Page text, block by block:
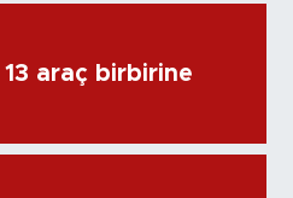
13 araç birbirine